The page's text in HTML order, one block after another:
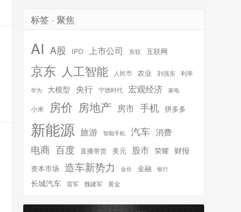
标签 · 聚焦
AI A股 IPO 上市公司 东软 互联网
京东 人工智能 人民币 农业 刘强东 利率
华为 大模型 央行 宁德时代 宏观经济 家电
小米 房价 房地产 房市 手机 拼多多
新能源 旅游 智能手机 汽车 消费
电商 百度 直播带货 美元 股市 荣耀 财报
资本市场 造车新势力 金价 金融 银行
长城汽车 雷军 魏建军 黄金